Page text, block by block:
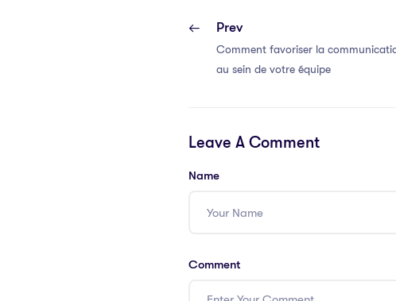
Prev
Comment favoriser la
au sein de votre équipe
Leave A Comment
Name
Comment